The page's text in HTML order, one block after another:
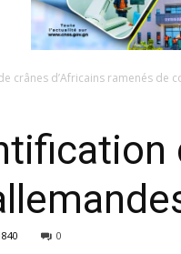
crânes d’Africains ramenés de
0